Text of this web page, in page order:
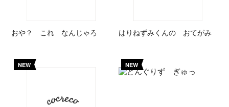
おや？ これ なんじゃろ はりねずみくんの おてがみ
NEW NEW